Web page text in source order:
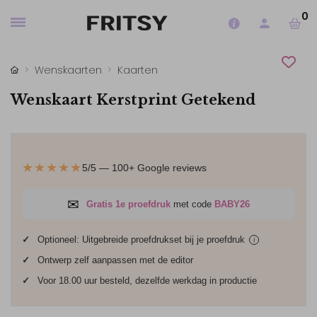
0
Wenskaarten Kaarten
Wenskaart Kerstprint Getekend
★★★★★5/5 — 100+ Google reviews
✉ Gratis 1e proefdruk met code BABY26
✓ Optioneel: Uitgebreide proefdrukset bij je proefdruk i
✓
Ontwerp zelf aanpassen met de editor
✓
Voor 18.00 uur besteld, dezelfde werkdag in productie